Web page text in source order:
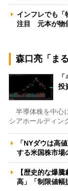
インフレでも「
注目 元本が物
森口亮「ま
投
半導体株を中心
シアホールディン
「NYダウは高
する米国株市
【歴史的な爆
高」「制限値